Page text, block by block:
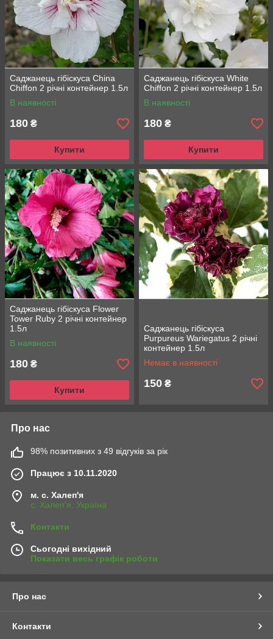
Саджанець гібіскуса China
Chiffon 2 річні контейнер 1.5л
В наявності
180 ₴
Купити
Саджанець гібіскуса White
Chiffon 2 річні контейнер 1.5л
В наявності
180 ₴
Купити
Саджанець гібіскуса Flower
Tower Ruby 2 річні контейнер
1.5л
В наявності
180 ₴
Купити
Саджанець гібіскуса
Purpureus Wariegatus 2 річні
контейнер 1.5л
Немає в наявності
150 ₴
Про нас
98% позитивних з 49 відгуків за рік
Працює з 10.11.2020
м. с. Халеп'я
с. Халеп'я, Україна
Контакти
Сьогодні вихідний
Показати весь графік роботи
Про нас
Контакти